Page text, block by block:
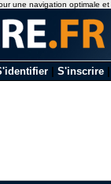
S'inscrire
une navigation optimale